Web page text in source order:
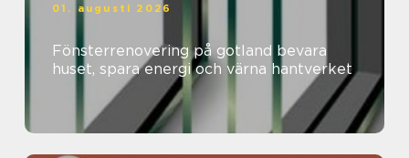
01. augusti 2026
Fönsterrenovering på gotland bevara
huset, spara energi och värna hantverket